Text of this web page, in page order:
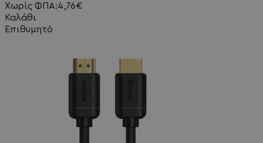
Χωρίς ΦΠΑ:4,76€
Καλάθι
Επιθυμητό